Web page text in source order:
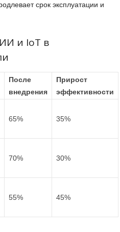
срок эксплуатации и
и IoT в
После
внедрения
Прирост
эффективности
65% 35%
70% 30%
55% 45%